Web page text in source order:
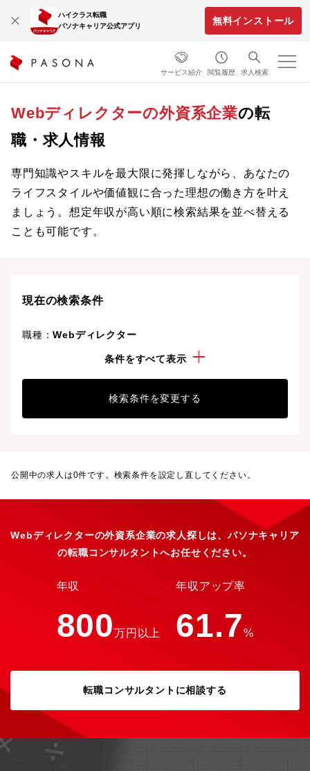
ハイクラス転職
パソナキャリア公式アプリ
無料インストール
サービス紹介 閲覧履歴 求人検索
Webディレクターの外資系企業の転
職・求人情報
専門知識やスキルを最大限に発揮しながら、あなたの
ライフスタイルや価値観に合った理想の働き方を叶え
ましょう。想定年収が高い順に検索結果を並べ替える
ことも可能です。
現在の検索条件
職種：Webディレクター
外資系企業条件をすべて表示
検索条件を変更する
公開中の求人は0件です。検索条件を設定し直してください。
Webディレクターの外資系企業の求人探しは、パソナキャリア
の転職コンサルタントへお任せください。
年収
800万円以上
年収アップ率
61.7%
転職コンサルタントに相談する